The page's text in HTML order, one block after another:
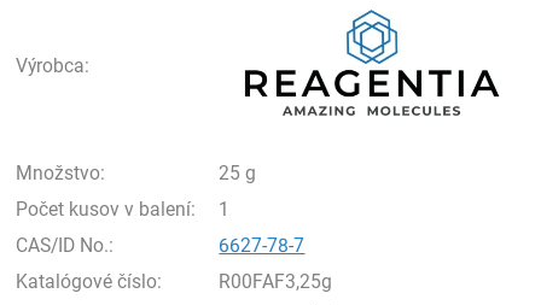
Výrobca:
Množstvo:
25 g
Počet kusov v balení:
1
CAS/ID No.:
6627-78-7
Katalógové číslo:
R00FAF3,25g